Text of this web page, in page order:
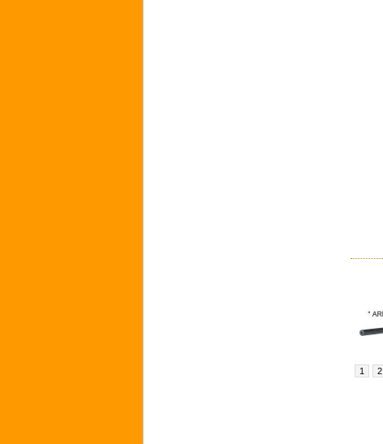
1 2